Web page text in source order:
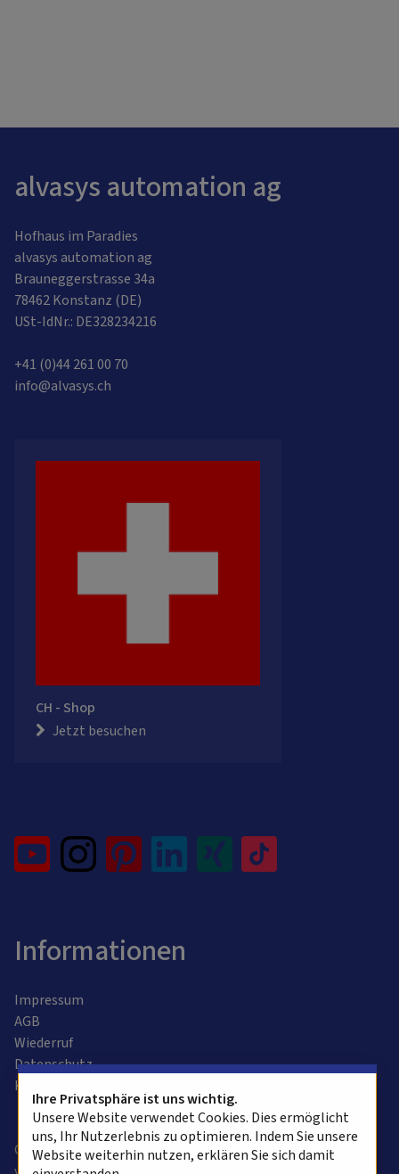
alvasys automation ag
Hofhaus im Paradies
alvasys automation ag
Brauneggerstrasse 34a
78462 Konstanz (DE)
USt-IdNr.: DE328234216
+41 (0)44 261 00 70
info@alvasys.ch
CH - Shop
Jetzt besuchen
Informationen
Impressum
AGB
Wiederruf
Datenschutz
Kontaktformular
Copyright © 2025 alvasys automation ag. Alle Rechte
Ihre Privatsphäre ist uns wichtig.
Unsere Website verwendet Cookies. Dies ermöglicht
uns, Ihr Nutzerlebnis zu optimieren. Indem Sie unsere
Website weiterhin nutzen, erklären Sie sich damit